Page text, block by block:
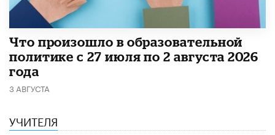
​Что произошло в образовательной
политике с 27 июля по 2 августа 2026
года
3 АВГУСТА
УЧИТЕЛЯ